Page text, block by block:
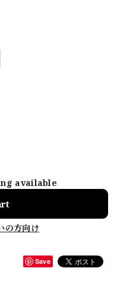
available
の方向け
Save